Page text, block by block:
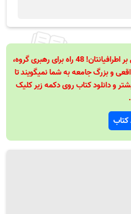
48 قانون قدرت! 48 فرمول برای تسلط کامل بر اطرافیانتان! 48 راه برای رهبری گروه،
که رهبران واقعی و بزرگ جامعه به شما نمیگویند تا
و دانلود کتاب روی دکمه زیر کلیک
کتاب